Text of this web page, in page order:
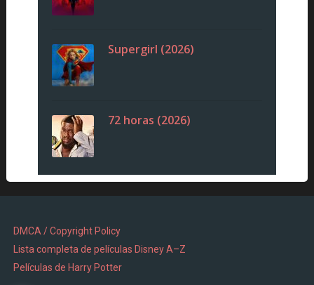
Supergirl (2026)
72 horas (2026)
DMCA / Copyright Policy
Lista completa de películas Disney A–Z
Películas de Harry Potter